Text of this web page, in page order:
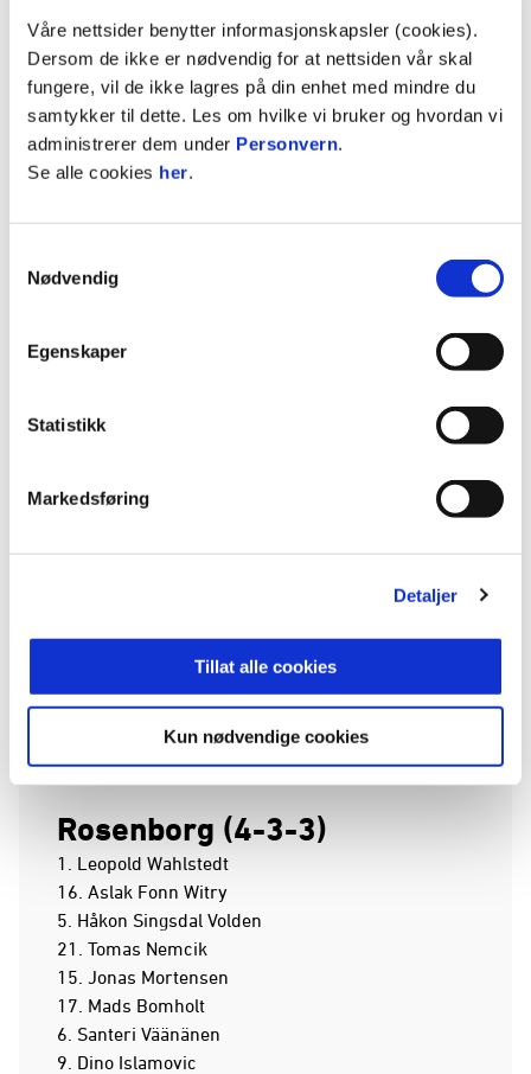
Våre nettsider benytter informasjonskapsler (cookies).
Dersom de ikke er nødvendig for at nettsiden vår skal
fungere, vil de ikke lagres på din enhet med mindre du
samtykker til dette. Les om hvilke vi bruker og hvordan vi
administrerer dem under Personvern.
Se alle cookies her.
Nødvendig
Egenskaper
Statistikk
Markedsføring
Detaljer
Tillat alle cookies
Kun nødvendige cookies
35 CEIDE 72'
INNBYTTERE
8
11
Rosenborg (4-3-3)
1. Leopold Wahlstedt
16. Aslak Fonn Witry
5. Håkon Singsdal Volden
21. Tomas Nemcik
15. Jonas Mortensen
17. Mads Bomholt
6. Santeri Väänänen
9. Dino Islamovic